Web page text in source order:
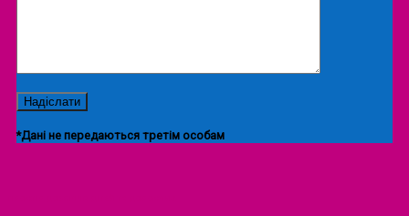
*Дані не передаються третім особам